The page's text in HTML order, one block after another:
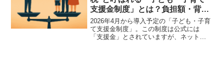
支援金制度」とは？負担額・背
景・問題点をわかりやすく解説
2026年4月から導入予定の「子ども・子育
て支援金制度」。この制度は公式には
「支援金」とされていますが、ネット上